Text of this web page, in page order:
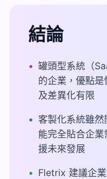
結論
• 罐頭型系統（
的企業，優點
及差異化有限
• 客製化系統雖
能完全貼合企
援未來發展
• Fletrix 建議企